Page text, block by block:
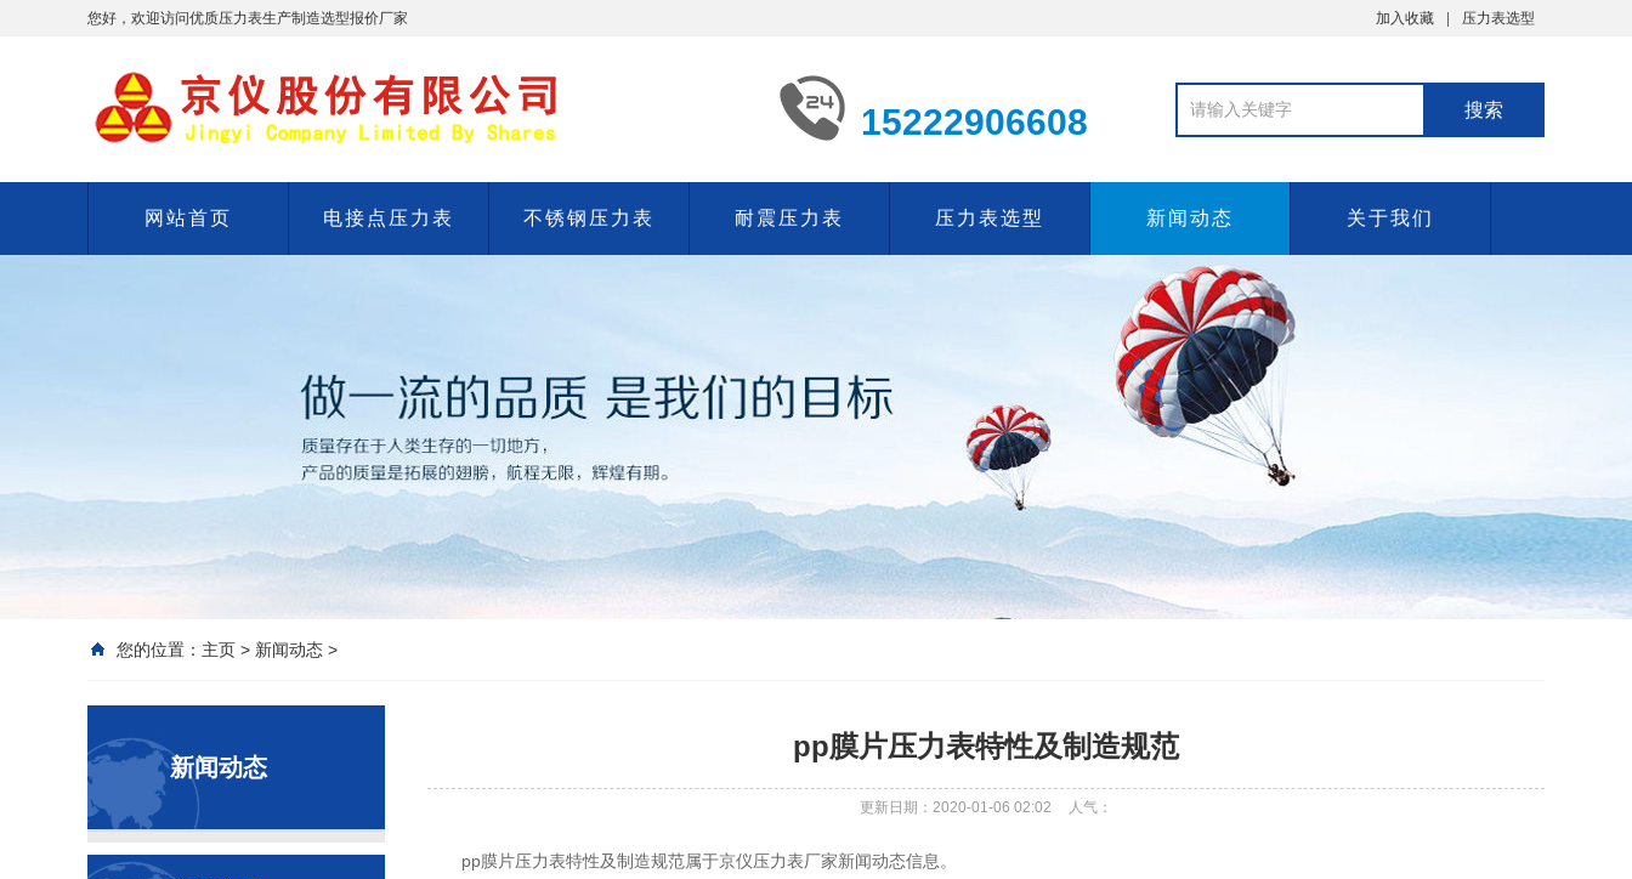
您好，欢迎访问优质压力表生产制造选型报价厂家 加入收藏 压力表选型
15222906608
网站首页 电接点压力表 不锈钢压力表 耐震压力表 压力表选型 新闻动态 关于我们
您的位置： 主页 > 新闻动态 >
新闻动态
pp膜片压力表特性及制造规范
更新日期：2020-01-06 02:02 人气：
pp膜片压力表特性及制造规范属于京仪压力表厂家新闻动态信息。